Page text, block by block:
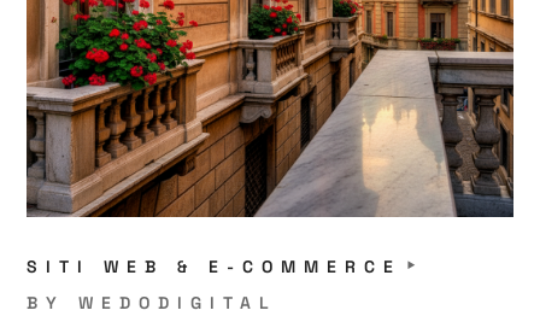
SITI WEB & E-COMMERCE
BYWEDODIGITAL